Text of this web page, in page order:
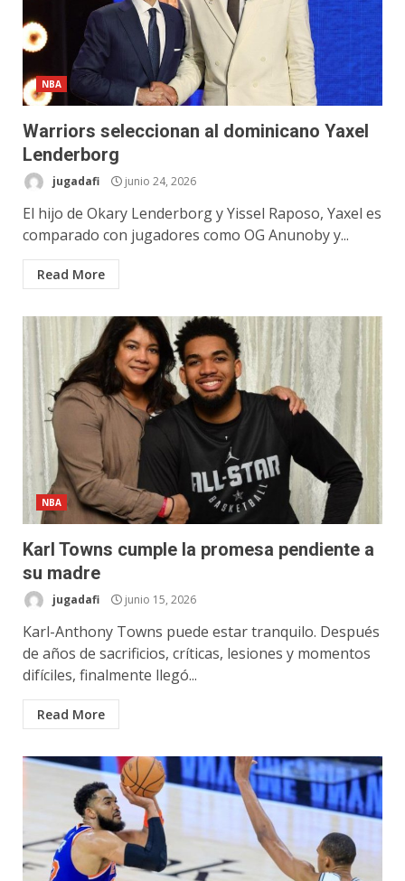
NBA
Warriors seleccionan al dominicano Yaxel
Lenderborg
jugadafi junio 24, 2026
El hijo de Okary Lenderborg y Yissel Raposo, Yaxel es
comparado con jugadores como OG Anunoby y...
Read More
NBA
Karl Towns cumple la promesa pendiente a
su madre
jugadafi junio 15, 2026
Karl-Anthony Towns puede estar tranquilo. Después
de años de sacrificios, críticas, lesiones y momentos
difíciles, finalmente llegó...
Read More